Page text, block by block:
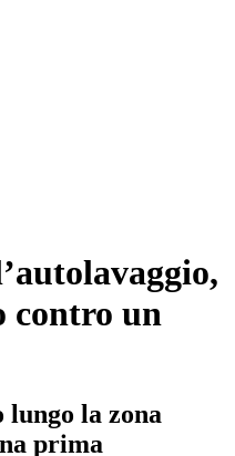
contro un
la zona
prima